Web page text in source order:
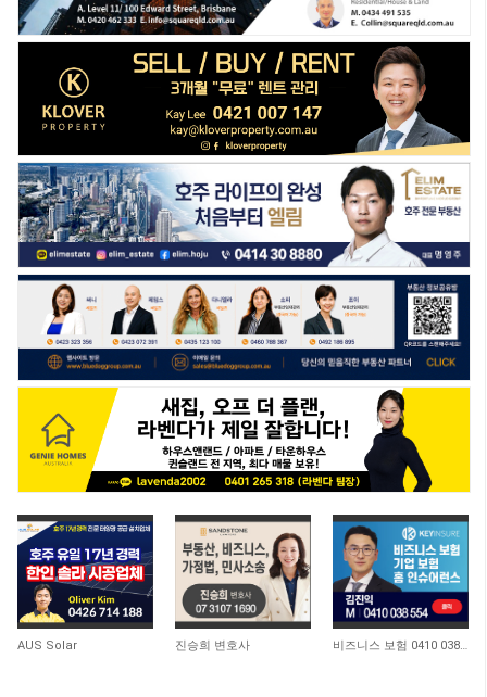
AUS Solar 진승희 변호사 비즈니스 보험 0410 038 554